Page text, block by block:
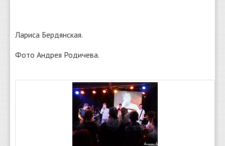
Лариса Бердянская.
Фото Андрея Родичева.